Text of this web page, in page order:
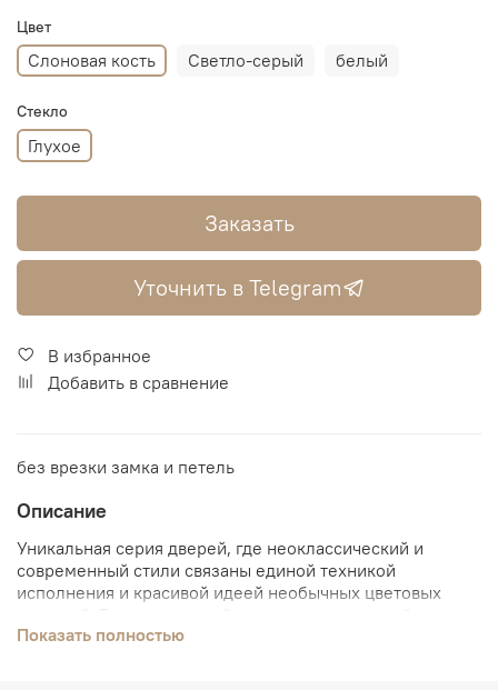
Цвет
Слоновая кость Светло-серый белый
Стекло
Глухое
Заказать
Уточнить в Telegram
В избранное
Добавить в сравнение
без врезки замка и петель
Описание
Уникальная серия дверей, где неоклассический и
современный стили связаны единой техникой
исполнения и красивой идеей необычных цветовых
методом глубокой фрезеровки на полотне, и гладкая
Показать полностью